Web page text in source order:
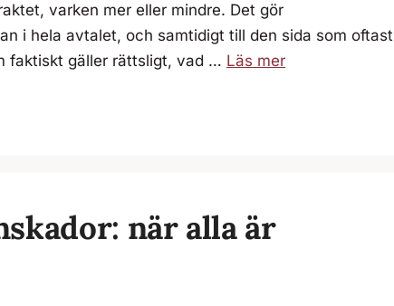
varken mer eller mindre. Det gör
i hela avtalet, och samtidigt till den sida som oftast
faktiskt gäller rättsligt, vad … Läs mer
när alla är